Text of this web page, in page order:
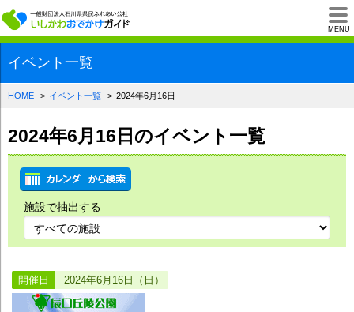
MENU
一般財団法人石川
イベント一覧
HOME イベント一覧 2024年6月16日
2024年6月16日のイベント一覧
施設で抽出する
開催日 2024年6月16日（日）